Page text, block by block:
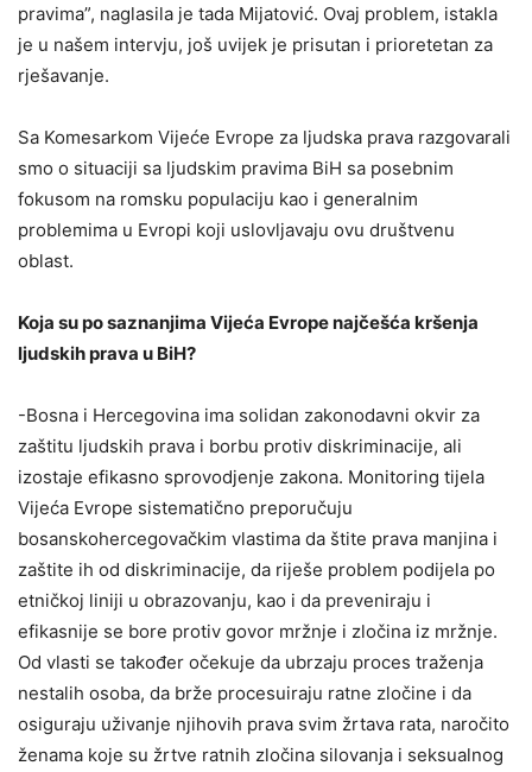
pravima”, naglasila je tada Mijatović. Ovaj problem, istakla
je u našem intervju, još uvijek je prisutan i prioretetan za
rješavanje.
Sa Komesarkom Vijeće Evrope za ljudska prava razgovarali
smo o situaciji sa ljudskim pravima BiH sa posebnim
fokusom na romsku populaciju kao i generalnim
problemima u Evropi koji uslovljavaju ovu društvenu
oblast.
Koja su po saznanjima Vijeća Evrope najčešća kršenja
ljudskih prava u BiH?
-Bosna i Hercegovina ima solidan zakonodavni okvir za
zaštitu ljudskih prava i borbu protiv diskriminacije, ali
izostaje efikasno sprovodjenje zakona. Monitoring tijela
Vijeća Evrope sistematično preporučuju
bosanskohercegovačkim vlastima da štite prava manjina i
zaštite ih od diskriminacije, da riješe problem podijela po
etničkoj liniji u obrazovanju, kao i da preveniraju i
efikasnije se bore protiv govor mržnje i zločina iz mržnje.
Od vlasti se također očekuje da ubrzaju proces traženja
nestalih osoba, da brže procesuiraju ratne zločine i da
osiguraju uživanje njihovih prava svim žrtava rata, naročito
ženama koje su žrtve ratnih zločina silovanja i seksualnog